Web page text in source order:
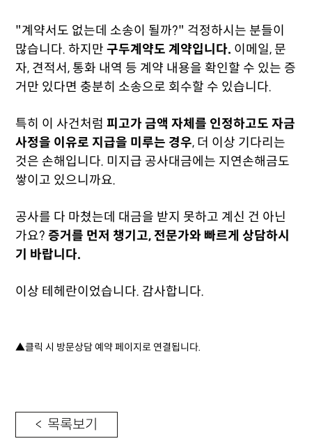
"계약서도 없는데 소송이 될까?" 걱정하시는 분들이
많습니다. 하지만구두계약도 계약입니다. 이메일, 문
자, 견적서, 통화 내역 등 계약 내용을 확인할 수 있는 증
거만 있다면 충분히 소송으로 회수할 수 있습니다.
특히 이 사건처럼피고가 금액 자체를 인정하고도 자금
사정을 이유로 지급을 미루는 경우, 더 이상 기다리는
것은 손해입니다. 미지급 공사대금에는 지연손해금도
쌓이고 있으니까요.
공사를 다 마쳤는데 대금을 받지 못하고 계신 건 아닌
가요?증거를 먼저 챙기고, 전문가와 빠르게 상담하시
기 바랍니다.
이상 테헤란이었습니다. 감사합니다.
▲클릭 시 방문상담 예약 페이지로 연결됩니다.
< 목록보기